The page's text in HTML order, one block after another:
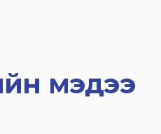
мэдээ